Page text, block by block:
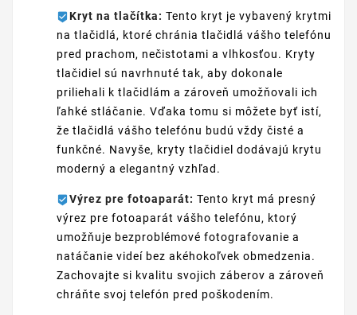
Kryt na tlačítka: Tento kryt je vybavený krytmi
na tlačidlá, ktoré chránia tlačidlá vášho telefónu
pred prachom, nečistotami a vlhkosťou. Kryty
tlačidiel sú navrhnuté tak, aby dokonale
priliehali k tlačidlám a zároveň umožňovali ich
ľahké stláčanie. Vďaka tomu si môžete byť istí,
že tlačidlá vášho telefónu budú vždy čisté a
funkčné. Navyše, kryty tlačidiel dodávajú krytu
moderný a elegantný vzhľad.
Výrez pre fotoaparát: Tento kryt má presný
výrez pre fotoaparát vášho telefónu, ktorý
umožňuje bezproblémové fotografovanie a
natáčanie videí bez akéhokoľvek obmedzenia.
Zachovajte si kvalitu svojich záberov a zároveň
chráňte svoj telefón pred poškodením.